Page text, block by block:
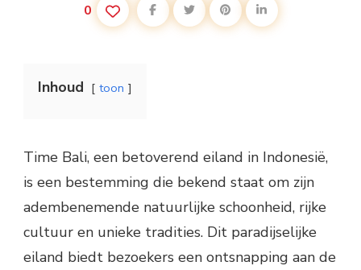
0
Inhoud toon
Time Bali, een betoverend eiland in Indonesië,
is een bestemming die bekend staat om zijn
adembenemende natuurlijke schoonheid, rijke
cultuur en unieke tradities. Dit paradijselijke
eiland biedt bezoekers een ontsnapping aan de